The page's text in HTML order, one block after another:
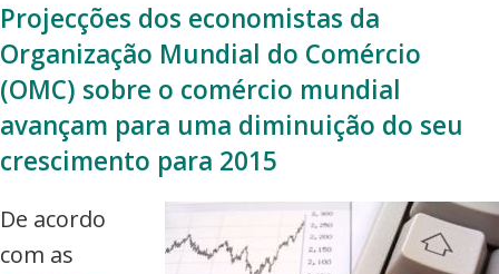
Projecções dos economistas da
Organização Mundial do Comércio
(OMC) sobre o comércio mundial
avançam para uma diminuição do seu
crescimento para 2015
De acordo
com as